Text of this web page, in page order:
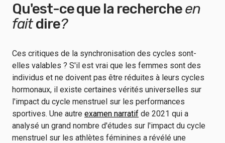
Qu'est-ce que la rechercheen
faitdire?
Ces critiques de la synchronisation des cycles sont-
elles valables ? S'il est vrai que les femmes sont des
individus et ne doivent pas être réduites à leurs cycles
hormonaux, il existe certaines vérités universelles sur
l'impact du cycle menstruel sur les performances
sportives. Une autre examen narratif de 2021 qui a
analysé un grand nombre d'études sur l'impact du cycle
menstruel sur les athlètes féminines a révélé une